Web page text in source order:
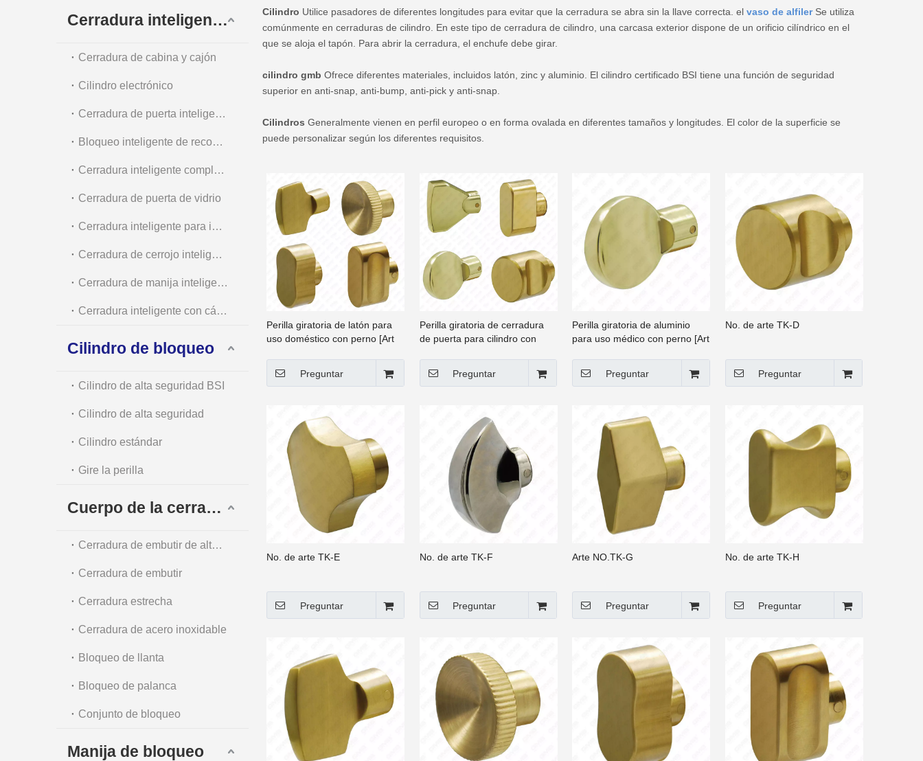
Diapositiva del rodamiento de bolas
Accesorio de hardware
Cerradura inteligente digital
Cerradura de cabina y cajón
Cilindro electrónico
Cerradura de puerta inteligente exterior
Bloqueo inteligente de reconocimiento facial
Cerradura inteligente completamente automática
Cerradura de puerta de vidrio
Cerradura inteligente para interiores y apartamentos
Cerradura de cerrojo inteligente
Cerradura de manija inteligente
Cerradura inteligente con cámara
Cilindro de bloqueo
Cilindro de alta seguridad BSI
Cilindro de alta seguridad
Cilindro estándar
Gire la perilla
Cuerpo de la cerradura
Cerradura de embutir de alta seguridad
Cerradura de embutir
Cerradura estrecha
Cerradura de acero inoxidable
Bloqueo de llanta
Bloqueo de palanca
Conjunto de bloqueo
Manija de bloqueo
Cilindro Utilice pasadores de diferentes longitudes para evitar que la cerradura se abra sin la llave correcta. el vaso de alfilerSe utiliza
comúnmente en cerraduras de cilindro. En este tipo de cerradura de cilindro, una carcasa exterior dispone de un orificio cilíndrico en el
que se aloja el tapón. Para abrir la cerradura, el enchufe debe girar.
cilindro gmb Ofrece diferentes materiales, incluidos latón, zinc y aluminio. El cilindro certificado BSI tiene una función de seguridad
superior en anti-snap, anti-bump, anti-pick y anti-snap.
Cilindros Generalmente vienen en perfil europeo o en forma ovalada en diferentes tamaños y longitudes. El color de la superficie se
puede personalizar según los diferentes requisitos.
Perilla giratoria de latón para
uso doméstico con perno [Art
Preguntar
Perilla giratoria de cerradura
de puerta para cilindro con
Preguntar
Perilla giratoria de aluminio
para uso médico con perno [Art
Preguntar
No. de arte TK-D
Preguntar
No. de arte TK-E
Preguntar
No. de arte TK-F
Preguntar
Arte NO.TK-G
Preguntar
No. de arte TK-H
Preguntar